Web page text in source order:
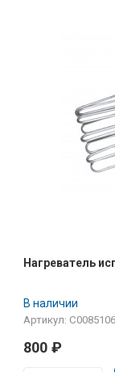
Нагреватель
В наличии
Артикул:
800 ₽